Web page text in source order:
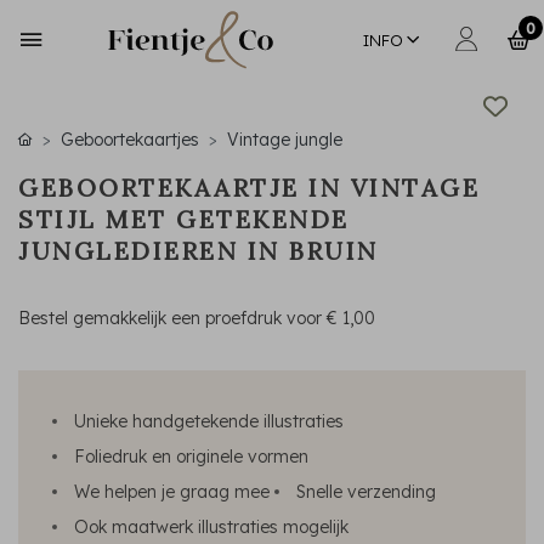
INFO
0
Geboortekaartjes Vintage jungle
GEBOORTEKAARTJE IN VINTAGE
STIJL MET GETEKENDE
JUNGLEDIEREN IN BRUIN
Bestel gemakkelijk een proefdruk voor€ 1,00
Unieke handgetekende illustraties
Foliedruk en originele vormen
We helpen je graag mee
Snelle verzending
Ook maatwerk illustraties mogelijk